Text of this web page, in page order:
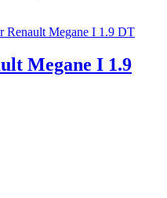
Megane I 1.9